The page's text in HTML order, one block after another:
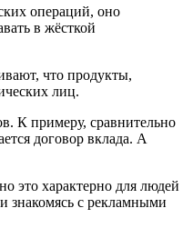
операций, оно
в жёсткой
что продукты,
лиц.
К примеру, сравнительно
договор вклада. А
это характерно для людей
знакомясь с рекламными